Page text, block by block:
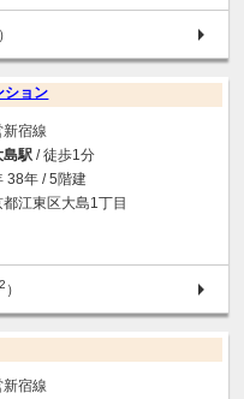
）
ション
新宿線
島駅 / 徒歩1分
38年 / 5階建
都江東区大島1丁目
2 ）
新宿線